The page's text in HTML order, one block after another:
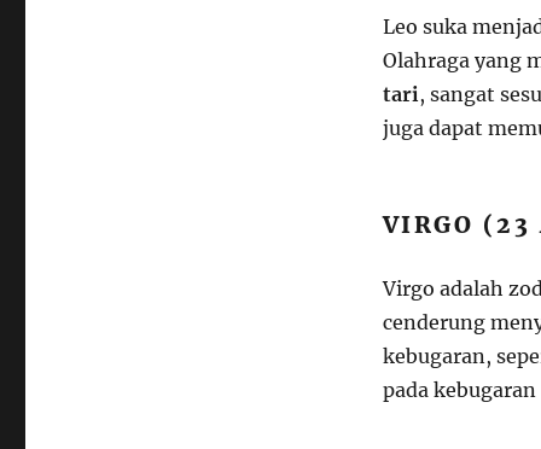
Leo suka
Olahraga yang
tari, sangat
juga dapat
VIRGO (23
Virgo adalah
cenderung
kebugaran,
pada